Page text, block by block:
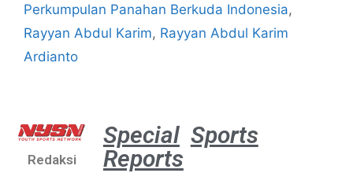
Perkumpulan Panahan Berkuda Indonesia,
Rayyan Abdul Karim, Rayyan Abdul Karim
Ardianto
Redaksi
Special
Reports
Sports